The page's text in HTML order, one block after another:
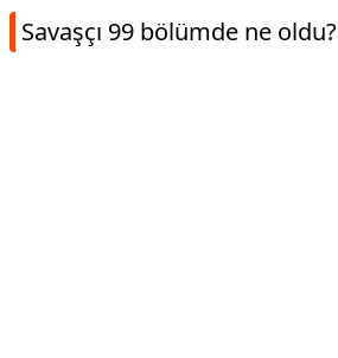
Savaşçı 99 bölümde ne oldu?